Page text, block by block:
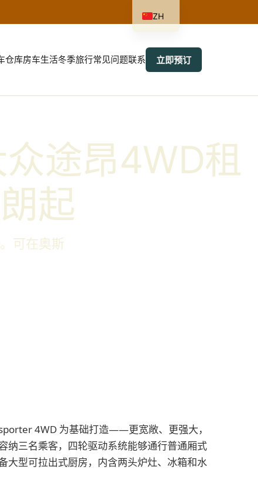
仓库房车生活冬季旅行常见问题联系 立即预订
途昂4WD租
起
可在奥斯
4WD 为基础打造——更宽敞、更强大，
纳三名乘客，四轮驱动系统能够通行普通厢式
大型可拉出式厨房，内含两头炉灶、冰箱和水
ZH